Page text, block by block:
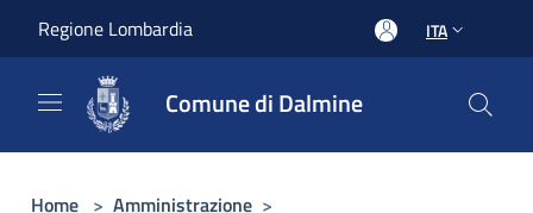
Regione Lombardia ITA
Comune di Dalmine
Home > Amministrazione >